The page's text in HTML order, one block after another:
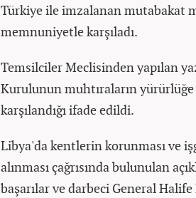
Türkiye ile imzalanan mutabakat
memnuniyetle karşıladı.
Temsilciler Meclisinden yapılan
Kurulunun muhtıraların
karşılandığı ifade edildi.
Libya'da kentlerin korunması ve
alınması çağrısında bulunulan
başarılar ve darbeci General